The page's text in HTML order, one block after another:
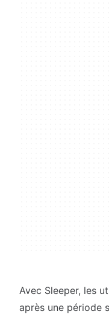
Avec Sleeper, les
après une période